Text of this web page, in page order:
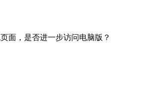
面，是否进一步访问电脑版？